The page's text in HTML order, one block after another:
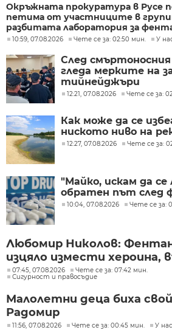
Окръжната прокуратура в Русе
петима от участниците в
разбитата лаборатория за
10:59, 07.08.2026 Чете се за: 02:50 мин. У
След
гледа мерките на
тийнейджъри
12:21, 07.08.2026 Чете се за:
Как може да се
ниското ниво на
12:27, 07.08.2026 Чете се за:
"Майко, искам да се
обратен път след
10:04, 07.08.2026 Чете се за:
Любомир Николов:
изцяло измести хероина,
07:45, 07.08.2026
Чете се за: 07:42 мин.
Сигурност и правосъдие
Малолетни деца биха
Радомир
11:56, 07.08.2026 Чете се за: 00:45 мин. У нас